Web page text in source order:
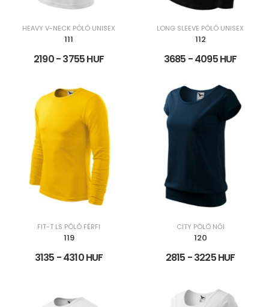
HEAVY V-NECK PÓLÓ UNISEX
111
2190 - 3755 HUF
LONG SLEEVE PÓLÓ UNISEX
112
3685 - 4095 HUF
FIT-T LS PÓLÓ FÉRFI
119
3135 - 4310 HUF
CITY PÓLÓ NŐI
120
2815 - 3225 HUF